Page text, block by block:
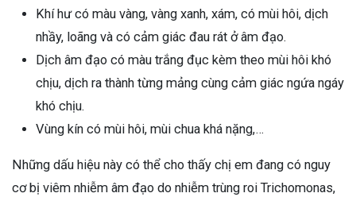
Khí hư có màu vàng, vàng xanh, xám, có mùi hôi, dịch
nhầy, loãng và có cảm giác đau rát ở âm đạo.
Dịch âm đạo có màu trắng đục kèm theo mùi hôi khó
chịu, dịch ra thành từng mảng cùng cảm giác ngứa ngáy
khó chịu.
Vùng kín có mùi hôi, mùi chua khá nặng,…
Những dấu hiệu này có thể cho thấy chị em đang có nguy
cơ bị viêm nhiễm âm đạo do nhiễm trùng roi Trichomonas,